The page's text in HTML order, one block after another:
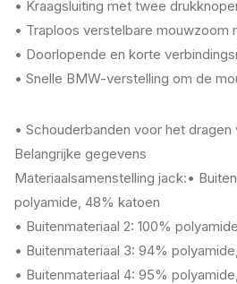
• Kraagsluiting met twee
• Traploos verstelbare mouwzoom
• Doorlopende en korte
• Snelle BMW-verstelling om de
• Schouderbanden voor het dragen
Belangrijke gegevens
Materiaalsamenstelling jack:•
polyamide, 48% katoen
• Buitenmateriaal 2: 100% polyamide
• Buitenmateriaal 3: 94%
• Buitenmateriaal 4: 95%